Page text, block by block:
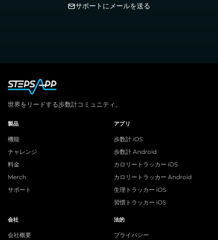
サポートにメールを送る
世界をリードする歩数計コミュニティ。
製品
機能
チャレンジ
料金
Merch
サポート
アプリ
歩数計 iOS
歩数計 Android
カロリートラッカー iOS
カロリートラッカー Android
生理トラッカー iOS
習慣トラッカー iOS
会社
会社概要
法的
プライバシー